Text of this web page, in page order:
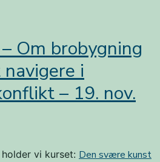
Om brobygning
i
– 19. nov.
vi kurset: Den svære kunst